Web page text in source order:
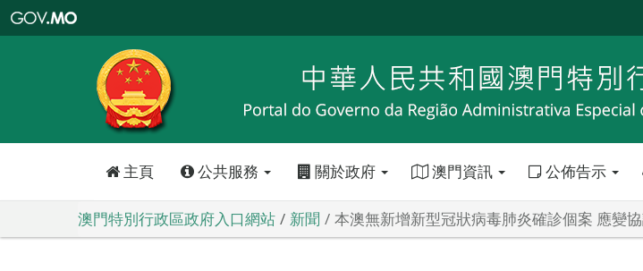
特
政
區
政
口
主頁 公共服務 關於政府 澳門資訊 公佈告示
澳門特別行政區政府入口網站 新聞 本澳無新增新型冠狀病毒肺炎確診個案 應變